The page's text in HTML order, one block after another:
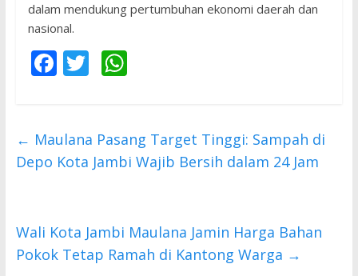
dalam mendukung pertumbuhan ekonomi daerah dan
nasional.
F
b
o
T
er
W
s
A
← Maulana Pasang Target Tinggi: Sampah di
Depo Kota Jambi Wajib Bersih dalam 24 Jam
​Wali Kota Jambi Maulana Jamin Harga Bahan
Pokok Tetap Ramah di Kantong Warga →